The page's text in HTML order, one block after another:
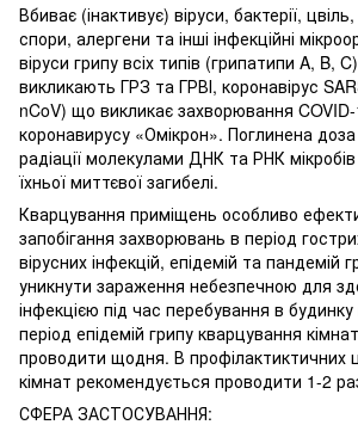
Вбиває (інактивує) віруси, бактерії,
спори, алергени та інші інфекційні
віруси грипу всіх типів (грипатипи A, B,
викликають ГРЗ та ГРВІ, коронавірус
nCoV) що викликає захворювання
коронавирусу «Омікрон». Поглинена
радіації молекулами ДНК та РНК
їхньої миттєвої загибелі.
Кварцування приміщень особливо
запобігання захворювань в період
вірусних інфекцій, епідемій та пандемій
уникнути зараження небезпечною для
інфекцією під час перебування в будинку
період епідемій грипу кварцування
проводити щодня. В профілактиктичних
кімнат рекомендується проводити 1-2
СФЕРА ЗАСТОСУВАННЯ: